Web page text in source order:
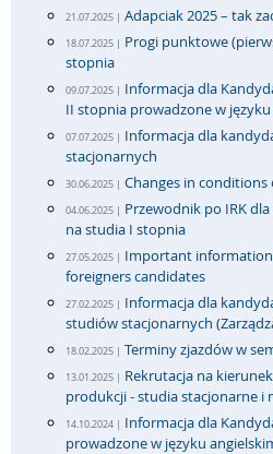
21.07.2025 | Adapciak 2025 – tak
18.07.2025 | Progi punktowe
stopnia
09.07.2025 | Informacja dla
II stopnia prowadzone w
07.07.2025 | Informacja dla
stacjonarnych
30.06.2025 | Changes in
04.06.2025 | Przewodnik po IRK
na studia I stopnia
27.05.2025 | Important
foreigners candidates
27.02.2025 | Informacja dla
studiów stacjonarnych
18.02.2025 | Terminy zjazdów w
13.01.2025 | Rekrutacja na
produkcji - studia stacjonarne i
14.10.2024 | Informacja dla
prowadzone w języku